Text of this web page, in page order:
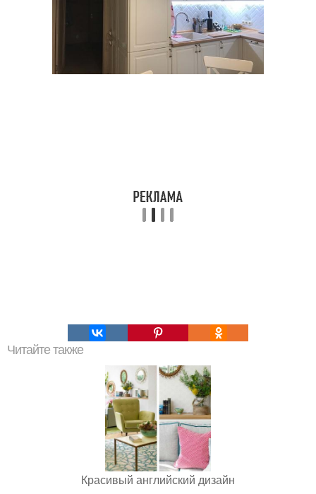
Читайте также
Красивый английский дизайн